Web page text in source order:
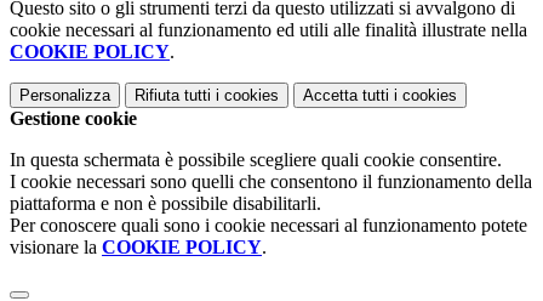
Questo sito o gli strumenti terzi da questo utilizzati si avvalgono di
cookie necessari al funzionamento ed utili alle finalità illustrate nella
COOKIE POLICY.
Personalizza Rifiuta tutti i cookies Accetta tutti i cookies
Gestione cookie
In questa schermata è possibile scegliere quali cookie consentire.
I cookie necessari sono quelli che consentono il funzionamento della
piattaforma e non è possibile disabilitarli.
Per conoscere quali sono i cookie necessari al funzionamento potete
visionare la COOKIE POLICY.